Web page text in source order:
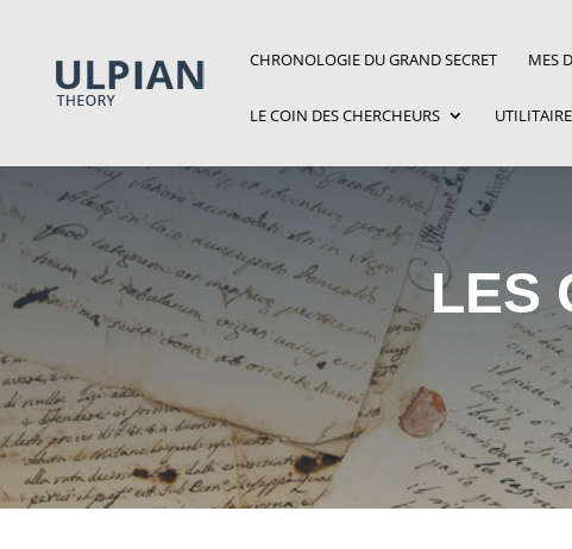
CHRONOLOGIE DU GRAND SECRET MES
LE COIN DES CHERCHEURS
LES